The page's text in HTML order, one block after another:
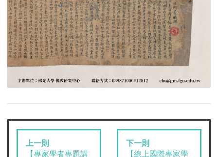
上一則
【專家學者專題講
下一則
【線上國際專家學